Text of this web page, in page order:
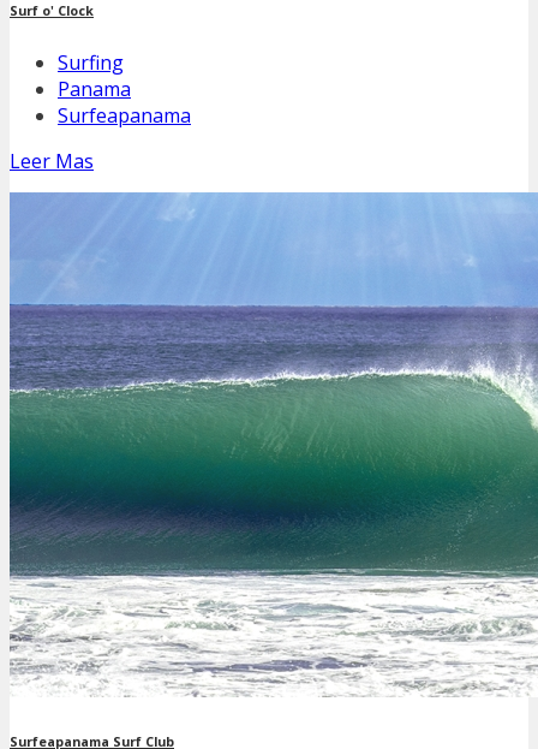
Surf o' Clock
Surfing
Panama
Surfeapanama
Leer Mas
Surfeapanama Surf Club